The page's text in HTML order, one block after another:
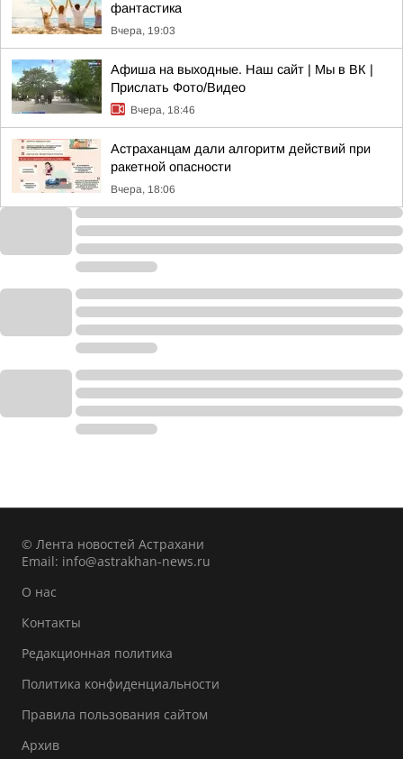
фантастика
Вчера, 19:03
Афиша на выходные. Наш сайт | Мы в ВК |
Прислать Фото/Видео
Вчера, 18:46
Астраханцам дали алгоритм действий при
ракетной опасности
Вчера, 18:06
© Лента новостей Астрахани
Email: info@astrakhan-news.ru
О нас
Контакты
Редакционная политика
Политика конфиденциальности
Правила пользования сайтом
Архив